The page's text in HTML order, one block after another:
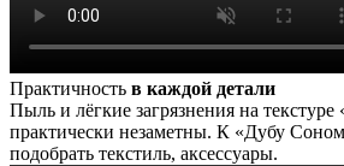
Практичность в каждой детали
Пыль и лёгкие загрязнения на
практически незаметны. К «Дубу
подобрать текстиль, аксессуары.